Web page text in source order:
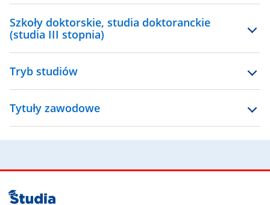
Szkoły doktorskie, studia doktoranckie
(studia III stopnia)
Tryb studiów
Tytuły zawodowe